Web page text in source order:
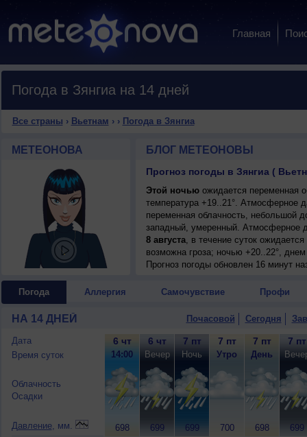
Главная
Погода в Зянгиа на 14 дней
Все страны › Вьетнам › › Погода в Зянгиа
МЕТЕОНОВА БЛОГ МЕТЕОНОВЫ
Прогноз погоды в Зянгиа (
Этой ночьюожидается переменная
температура +19..21°. Атмосферное
переменная облачность, небольшой
западный, умеренный. Атмосферное
8 августа, в течение суток
возможна гроза; ночью +20..22°,
Прогноз погоды обновлен 16 минут
Погода Аллергия Самочувствие Профи
НА 14 ДНЕЙ Почасовой Сегодня
Дата
Время суток
Облачность
Осадки
Давление, мм.
6 чт
14:00
698
6 чт
Вечер
699
7 пт
Ночь
699
7 пт
Утро
700
7 пт
День
698
7 пт
699